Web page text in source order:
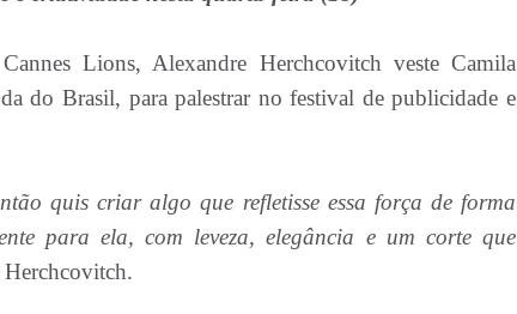
Lions, Alexandre Herchcovitch veste Camila
do Brasil, para palestrar no festival de publicidade e
quis criar algo que refletisse essa força de forma
para ela, com leveza, elegância e um corte que